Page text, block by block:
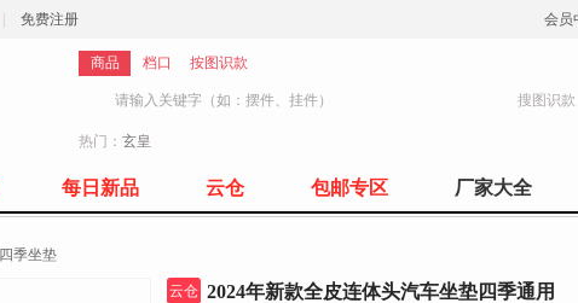
免费注册 会员
商品 档口 按图识款
搜图识款
热门： 玄皇
每日新品 云仓 包邮专区 厂家大全
四季坐垫
云仓 2024年新款全皮连体头汽车坐垫四季通用